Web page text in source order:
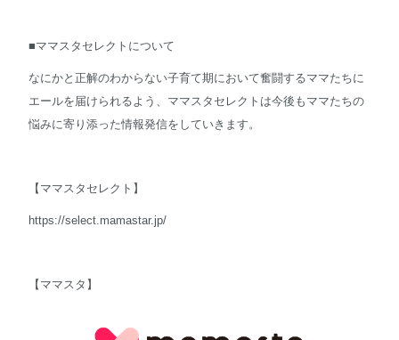
■ママスタセレクトについて
なにかと正解のわからない子育て期において奮闘するママたちに
エールを届けられるよう、ママスタセレクトは今後もママたちの
悩みに寄り添った情報発信をしていきます。
【ママスタセレクト】
https://select.mamastar.jp/
【ママスタ】